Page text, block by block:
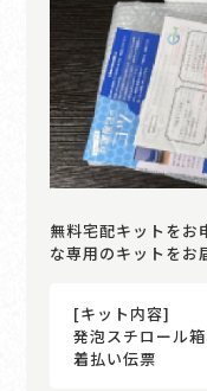
無料宅配キットをお
な専用のキットをお
[キット内容]
発泡スチロール
着払い伝票